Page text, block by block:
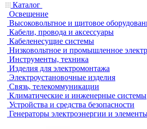
Каталог
Освещение
Высоковольтное и щитовое
Кабели, провода и аксессуары
Кабеленесущие системы
Низковольтное и промышленное
Инструменты, техника
Изделия для электромонтажа
Электроустановочные изделия
Связь, телекоммуникации
Климатические и инженерные системы
Устройства и средства безопасности
Генераторы электроэнергии и